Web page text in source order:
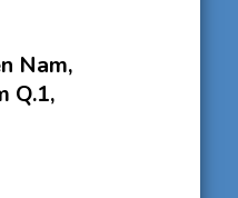
Nam,
Q.1,